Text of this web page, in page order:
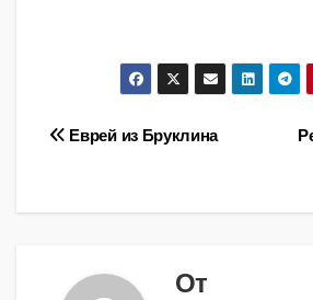
Навигация
Еврей из Бруклина
От